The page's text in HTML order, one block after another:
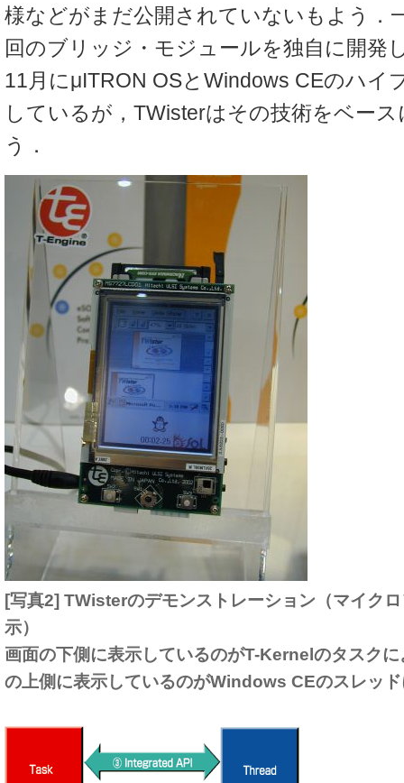
様などがまだ公開されていないもよう．
回のブリッジ・モジュールを独自に開発
11月にμITRON OSとWindows CEのハイ
しているが，TWisterはその技術をベー
う．
[写真2] TWisterのデモンストレーション（マイク
示）
画面の下側に表示しているのがT-Kernelのタスク
の上側に表示しているのがWindows CEのスレッ